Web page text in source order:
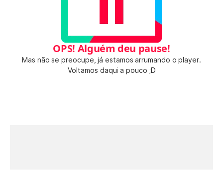
OPS! Alguém deu pause!
Mas não se preocupe, já estamos arrumando o player.
Voltamos daqui a pouco ;D